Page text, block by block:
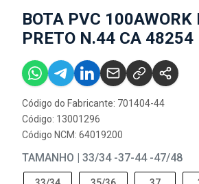
BOTA PVC 100AWORK
PRETO N.44 CA 48254
Código do Fabricante: 701404-44
Código: 13001296
Código NCM: 64019200
TAMANHO | 33/34 -37-44 -47/48